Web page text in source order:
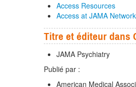
Access Resources
Access at JAMA Network
Titre et éditeur dans
JAMA Psychiatry
Publié par :
American Medical